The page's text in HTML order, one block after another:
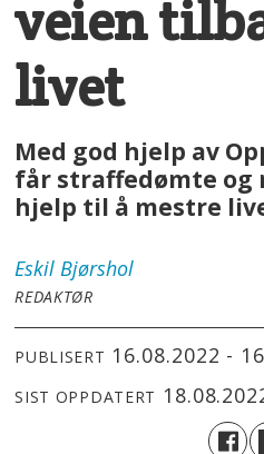
veien
livet
Med god hjelp av
får straffedømte og
hjelp til å mestre
Eskil Bjørshol
REDAKTØR
PUBLISERT 16.08.2022 -
SIST OPPDATERT